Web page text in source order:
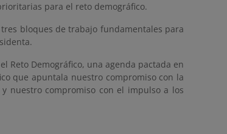
para el reto demográfico.
bloques de trabajo fundamentales para
Reto Demográfico, una agenda pactada en
que apuntala nuestro compromiso con la
nuestro compromiso con el impulso a los